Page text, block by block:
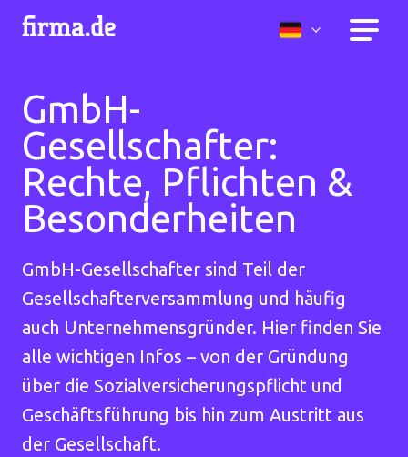
GmbH-
Gesellschafter:
Rechte, Pflichten &
Besonderheiten
GmbH-Gesellschafter sind Teil der
Gesellschafterversammlung und häufig
auch Unternehmensgründer. Hier finden Sie
alle wichtigen Infos – von der Gründung
über die Sozialversicherungspflicht und
Geschäftsführung bis hin zum Austritt aus
der Gesellschaft.